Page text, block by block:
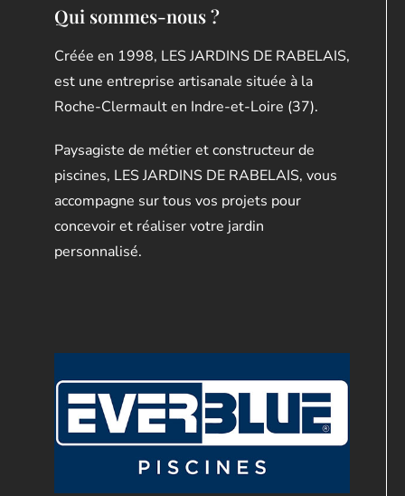
Qui sommes-nous ?
Créée en 1998, LES JARDINS DE RABELAIS,
est une entreprise artisanale située à la
Roche-Clermault en Indre-et-Loire (37).
Paysagiste de métier et constructeur de
piscines, LES JARDINS DE RABELAIS, vous
accompagne sur tous vos projets pour
concevoir et réaliser votre jardin
personnalisé.